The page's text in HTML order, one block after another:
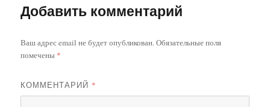
Добавить комментарий
Ваш адрес email не будет опубликован.Обязательные поля
помечены *
КОММЕНТАРИЙ *